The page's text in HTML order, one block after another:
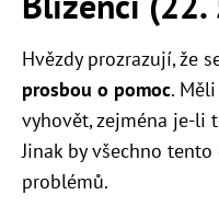
Hvězdy prozrazují, že
prosbou o pomoc.
vyhovět, zejména je-li
Jinak by všechno
problémů.